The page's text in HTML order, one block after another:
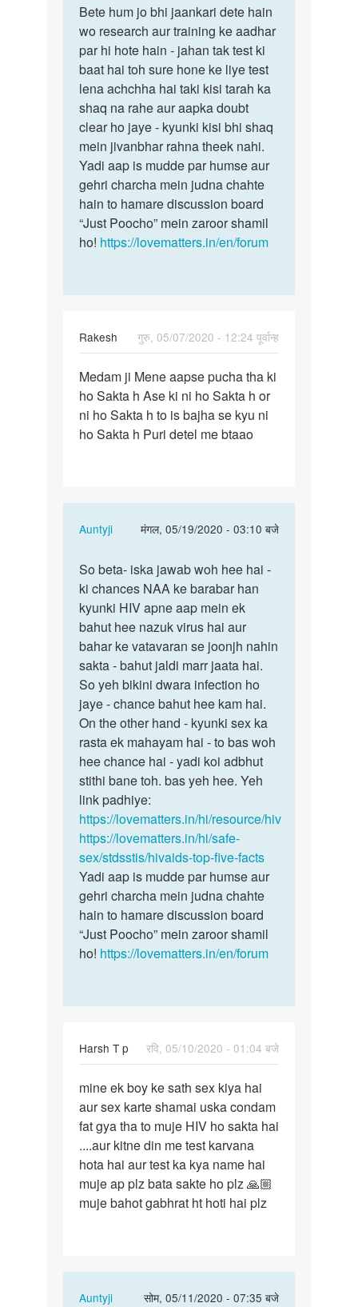
to
Medam
ji
aap
bol
rhe
ho
Ase…
by
Rakesh
Bete
hum
jo
bhi
jaankari…
Bete hum jo bhi jaankari dete hain
wo research aur training ke aadhar
par hi hote hain - jahan tak test ki
baat hai toh sure hone ke liye test
lena achchha hai taki kisi tarah ka
shaq na rahe aur aapka doubt
clear ho jaye - kyunki kisi bhi shaq
mein jivanbhar rahna theek nahi.
Yadi aap is mudde par humse aur
gehri charcha mein judna chahte
hain to hamare discussion board
“Just Poocho” mein zaroor shamil
ho! https://lovematters.in/en/forum
Rakesh
गुरु, 05/07/2020 - 12:24 पूर्वान्ह
Medam
ji
Mene
aapse
Medam ji Mene aapse pucha tha ki
ho Sakta h Ase ki ni ho Sakta h or
ni ho Sakta h to is bajha se kyu ni
ho Sakta h Puri detel me btaao
Auntyji
मंगल, 05/19/2020 - 03:10 बजे
In
to
Medam
ji
Mene
aapse
pucha…
by
Rakesh
So
beta-
iska
jawab
woh
hee…
So beta- iska jawab woh hee hai -
ki chances NAA ke barabar han
kyunki HIV apne aap mein ek
bahut hee nazuk virus hai aur
bahar ke vatavaran se joonjh nahin
sakta - bahut jaldi marr jaata hai.
So yeh bikini dwara infection ho
jaye - chance bahut hee kam hai.
On the other hand - kyunki sex ka
rasta ek mahayam hai - to bas woh
hee chance hai - yadi koi adbhut
stithi bane toh. bas yeh hee. Yeh
link padhiye:
https://lovematters.in/hi/resource/hiv
https://lovematters.in/hi/safe-
sex/stdsstis/hivaids-top-five-facts
Yadi aap is mudde par humse aur
gehri charcha mein judna chahte
hain to hamare discussion board
“Just Poocho” mein zaroor shamil
ho! https://lovematters.in/en/forum
Harsh T p
रवि, 05/10/2020 - 01:04 बजे
mine
ek
boy
sath
sex
kiya…
mine ek boy ke sath sex kiya hai
aur sex karte shamai uska condam
fat gya tha to muje HIV ho sakta hai
....aur kitne din me test karvana
hota hai aur test ka kya name hai
muje ap plz bata sakte ho plz 🙏🏼
muje bahot gabhrat ht hoti hai plz
Auntyji सोम, 05/11/2020 - 07:35 बजे
In